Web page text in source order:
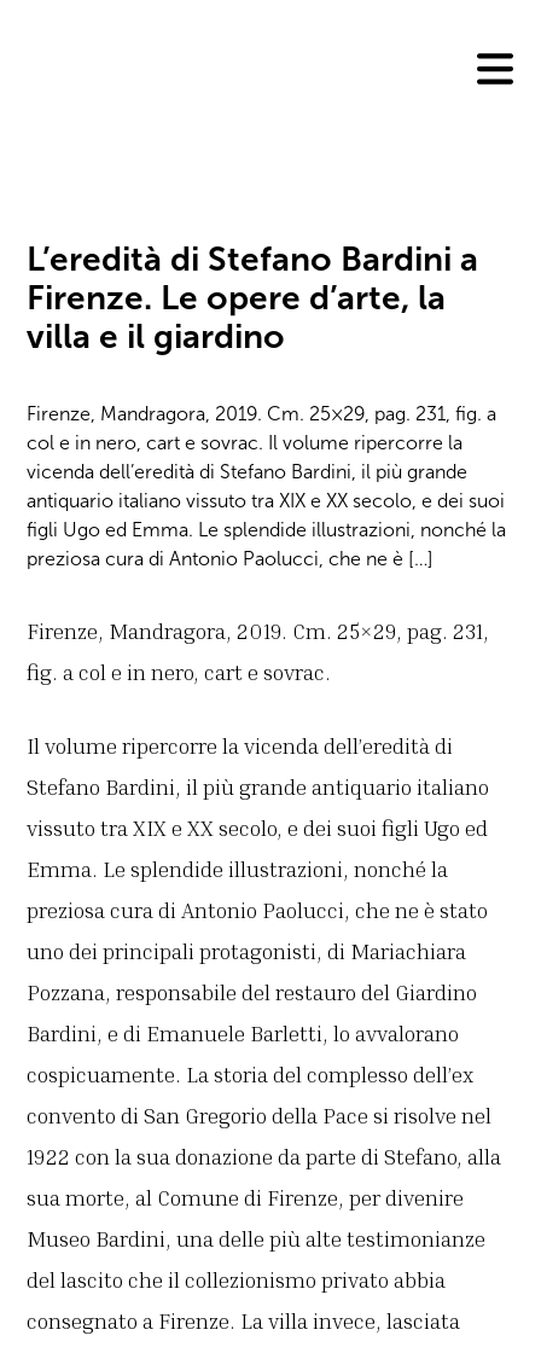
L’eredità di Stefano Bardini a
Firenze. Le opere d’arte, la
villa e il giardino
Firenze, Mandragora, 2019. Cm. 25×29, pag. 231, fig. a
col e in nero, cart e sovrac. Il volume ripercorre la
vicenda dell’eredità di Stefano Bardini, il più grande
antiquario italiano vissuto tra XIX e XX secolo, e dei suoi
figli Ugo ed Emma. Le splendide illustrazioni, nonché la
preziosa cura di Antonio Paolucci, che ne è […]
Firenze, Mandragora, 2019. Cm. 25×29, pag. 231,
fig. a col e in nero, cart e sovrac.
Il volume ripercorre la vicenda dell’eredità di
Stefano Bardini, il più grande antiquario italiano
vissuto tra XIX e XX secolo, e dei suoi figli Ugo ed
Emma. Le splendide illustrazioni, nonché la
preziosa cura di Antonio Paolucci, che ne è stato
uno dei principali protagonisti, di Mariachiara
Pozzana, responsabile del restauro del Giardino
Bardini, e di Emanuele Barletti, lo avvalorano
cospicuamente. La storia del complesso dell’ex
convento di San Gregorio della Pace si risolve nel
1922 con la sua donazione da parte di Stefano, alla
sua morte, al Comune di Firenze, per divenire
Museo Bardini, una delle più alte testimonianze
del lascito che il collezionismo privato abbia
consegnato a Firenze. La villa invece, lasciata